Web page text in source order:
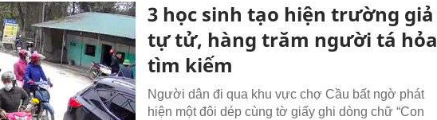
3 học sinh tạo hiện trường giả
tự tử, hàng trăm người tá hỏa
tìm kiếm
Người dân đi qua khu vực chợ Cầu bất ngờ phát
hiện một đôi dép cùng tờ giấy ghi dòng chữ “Con